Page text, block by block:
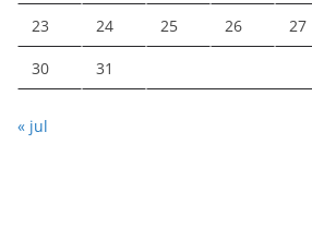
23 24 25 26 27
30 31
« jul